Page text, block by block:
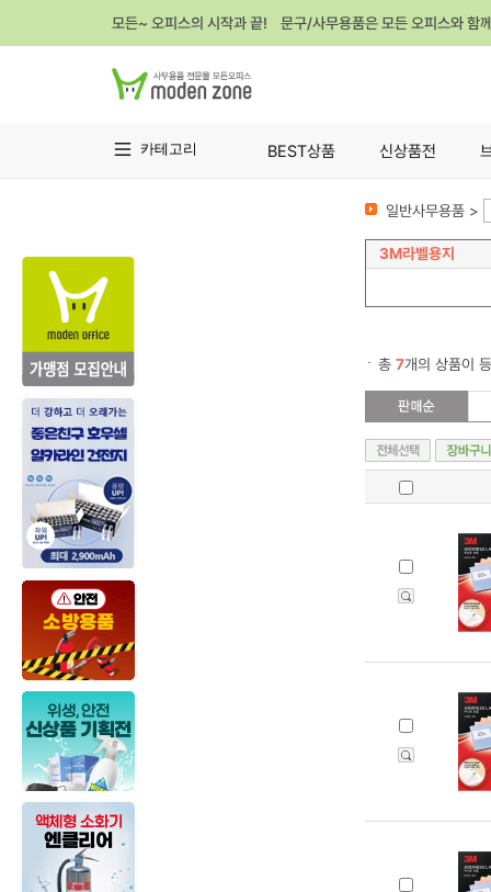
모든~ 오피스의 시작과 끝! 문구/사무용품은 모든 오피스와 함
카테고리 BEST상품 신상품전
일반사무용품 >
3M라벨용지
총 7개의 상품이